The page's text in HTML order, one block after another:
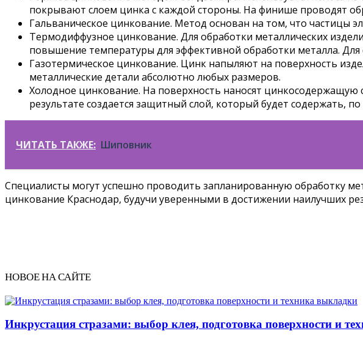
покрывают слоем цинка с каждой стороны. На финише проводят
Гальваническое цинкование. Метод основан на том, что частицы
Термодиффузное цинкование. Для обработки металлических
повышение температуры для эффективной обработки металла.
Газотермическое цинкование. Цинк напыляют на поверхность
металлические детали абсолютно любых размеров.
Холодное цинкование. На поверхность наносят
результате создается защитный слой, который будет содержать,
ЧИТАТЬ ТАКЖЕ: Шиповник
Специалисты могут успешно проводить запланированную обработку
цинкование Краснодар, будучи уверенными в достижении наилучших
НОВОЕ НА САЙТЕ
Инкрустация стразами: выбор клея, подготовка поверхности и